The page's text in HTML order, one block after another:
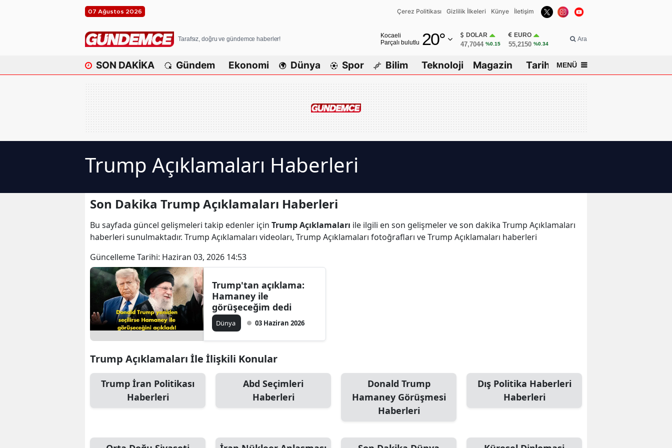
07 Ağustos 2026 Çerez Politikası Gizlilik İlkeleri Künye İletişim
Tarafsız, doğru ve gündemce haberler!
Kocaeli
Parçalı bulutlu 20°
Afyonkarahisar
Ağrı
Amasya
Ankara
Aydın
Bilecik
Çankırı
Çorum
Diyarbakır
DOLAR
47,7044 %0.15
EURO
55,2150 %0.34
Ara
SON DAKİKA Gündem Ekonomi Dünya Spor Bilim Teknoloji Magazin Tarih MENÜ
Trump Açıklamaları Haberleri
Son Dakika Trump Açıklamaları Haberleri
Bu sayfada güncel gelişmeleri takip edenler için Trump Açıklamaları ile ilgili en son gelişmeler ve son dakika Trump Açıklamaları
haberleri sunulmaktadır. Trump Açıklamaları videoları, Trump Açıklamaları fotoğrafları ve Trump Açıklamaları haberleri
Güncelleme Tarihi: Haziran 03, 2026 14:53
Trump'tan açıklama:
Hamaney ile
görüşeceğim dedi
Dünya 03 Haziran 2026
Trump Açıklamaları İle İlişkili Konular
Trump İran Politikası
Haberleri
Abd Seçimleri
Haberleri
Donald Trump
Hamaney Görüşmesi
Haberleri
Dış Politika Haberleri
Haberleri